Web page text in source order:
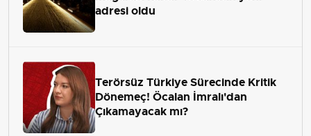
adresi oldu
Terörsüz Türkiye Sürecinde Kritik
Dönemeç! Öcalan İmralı'dan
Çıkamayacak mı?